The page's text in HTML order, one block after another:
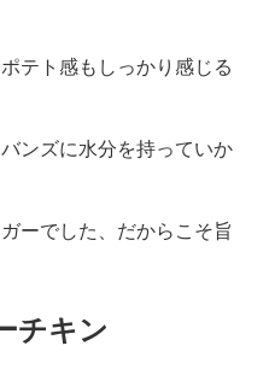
テト感もしっかり感じる
ンズに水分を持っていか
ーでした、だからこそ旨
チキン